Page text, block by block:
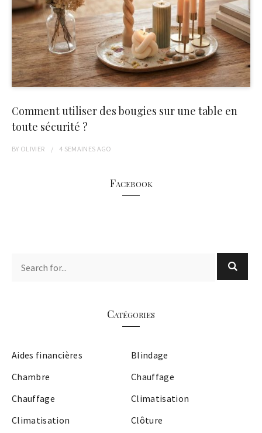
Comment utiliser des bougies sur une table en
toute sécurité ?
BY OLIVIER 4 SEMAINES AGO
Facebook
Catégories
Aides financières
Blindage
Chambre
Chauffage
Chauffage
Climatisation
Climatisation
Clôture